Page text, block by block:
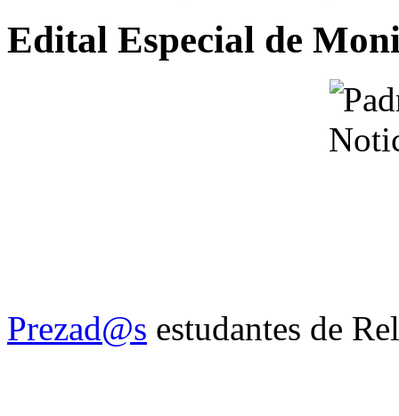
Edital Especial de
Prezad@s estudantes de